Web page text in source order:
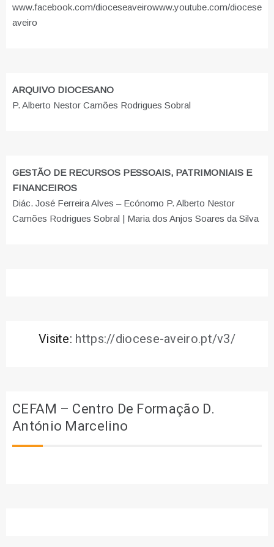
www.facebook.com/dioceseaveirowww.youtube.com/diocese
aveiro
ARQUIVO DIOCESANO
P. Alberto Nestor Camões Rodrigues Sobral
GESTÃO DE RECURSOS PESSOAIS, PATRIMONIAIS E
FINANCEIROS
Diác. José Ferreira Alves – Ecónomo P. Alberto Nestor
Camões Rodrigues Sobral | Maria dos Anjos Soares da Silva
Visite: https://diocese-aveiro.pt/v3/
CEFAM – Centro De Formação D.
António Marcelino